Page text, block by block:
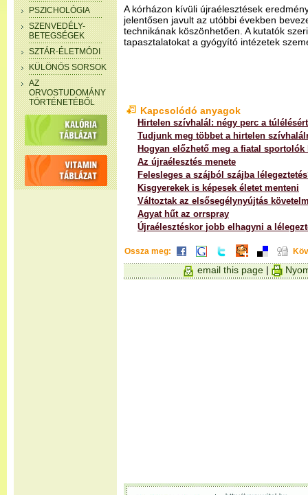
PSZICHOLÓGIA
SZENVEDÉLY-
BETEGSÉGEK
SZTÁR-ÉLETMÓDI
KÜLÖNÖS SORSOK
AZ
ORVOSTUDOMÁNY
TÖRTÉNETÉBŐL
A kórházon kívüli újraélesztések
jelentősen javult az utóbbi években
technikának köszönhetően. A kutatók
tapasztalatokat a gyógyító intézetek
Kapcsolódó anyagok
Hirtelen szívhalál: négy perc a túlélésért
Tudjunk meg többet a hirtelen
Hogyan előzhető meg a fiatal
Az újraélesztés menete
Felesleges a szájból szájba
Kisgyerekek is képesek életet menteni
Változtak az elsősegélynyújtás
Agyat hűt az orrspray
Újraélesztéskor jobb elhagyni a
Ossza meg:
email this page |